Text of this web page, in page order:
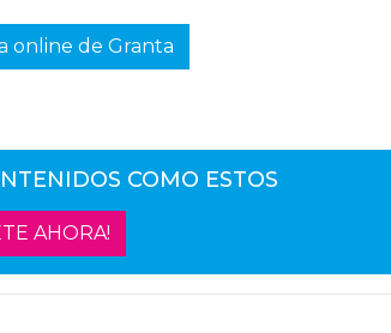
online de Granta
COMO ESTOS
AHORA!